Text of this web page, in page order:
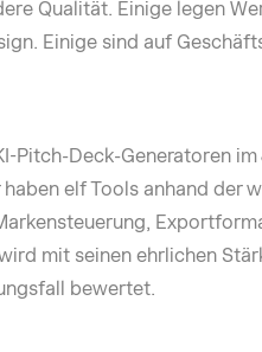
Qualität. Einige legen
Einige sind auf
Pitch-Deck-Generatoren
haben elf Tools anhand der
mit seinen ehrlichen
bewertet.